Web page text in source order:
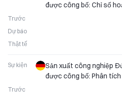
được công bố: Chỉ số
Trước
Dự báo
Thật tế
Sự kiện
Sản xuất công nghiệp
được công bố: Phân
Trước